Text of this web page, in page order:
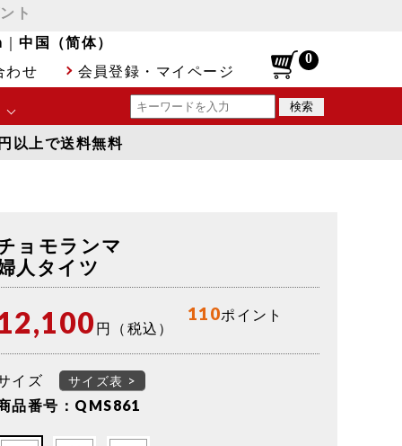
ト
｜中国（简体）
わせ 会員登録・マイページ
最適
適
ケア
以上で送料無料
ョモランマ
人タイツ
円（税込）
110ポイント
イズ サイズ表 >
品番号：QMS861